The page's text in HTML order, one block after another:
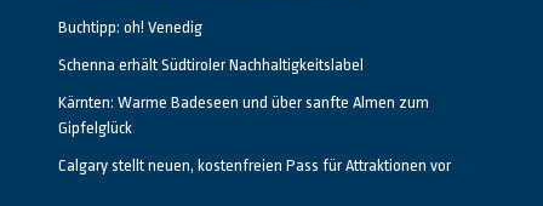
Buchtipp: oh! Venedig
Schenna erhält Südtiroler Nachhaltigkeitslabel
Kärnten: Warme Badeseen und über sanfte Almen zum
Gipfelglück
Calgary stellt neuen, kostenfreien Pass für Attraktionen vor